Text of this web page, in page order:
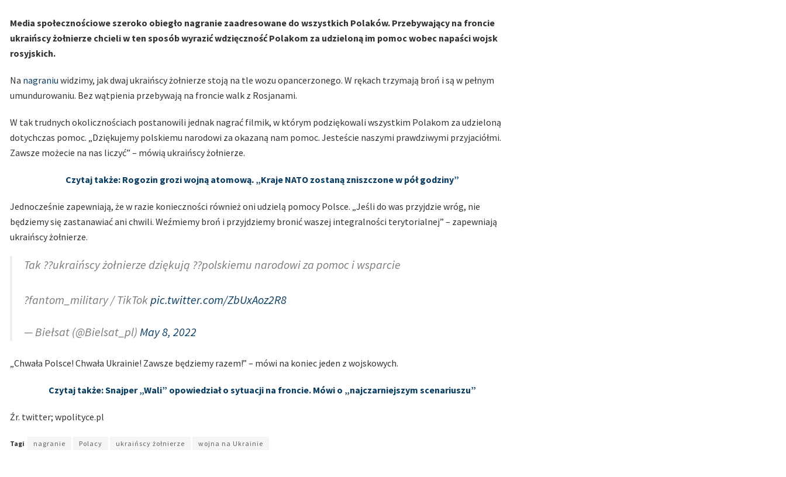
Media społecznościowe szeroko obiegło nagranie zaadresowane do wszystkich Polaków. Przebywający na froncie
ukraińscy żołnierze chcieli w ten sposób wyrazić wdzięczność Polakom za udzieloną im pomoc wobec napaści wojsk
rosyjskich.
Na nagraniu widzimy, jak dwaj ukraińscy żołnierze stoją na tle wozu opancerzonego. W rękach trzymają broń i są w pełnym
umundurowaniu. Bez wątpienia przebywają na froncie walk z Rosjanami.
W tak trudnych okolicznościach postanowili jednak nagrać filmik, w którym podziękowali wszystkim Polakom za udzieloną
dotychczas pomoc. „Dziękujemy polskiemu narodowi za okazaną nam pomoc. Jesteście naszymi prawdziwymi przyjaciółmi.
Zawsze możecie na nas liczyć” – mówią ukraińscy żołnierze.
Czytaj także: Rogozin grozi wojną atomową. „Kraje NATO zostaną zniszczone w pół godziny”
Jednocześnie zapewniają, że w razie konieczności również oni udzielą pomocy Polsce. „Jeśli do was przyjdzie wróg, nie
będziemy się zastanawiać ani chwili. Weźmiemy broń i przyjdziemy bronić waszej integralności terytorialnej” – zapewniają
ukraińscy żołnierze.
Tak ??ukraińscy żołnierze dziękują ??polskiemu narodowi za pomoc i wsparcie
?fantom_military / TikTokpic.twitter.com/ZbUxAoz2R8
— Biełsat (@Bielsat_pl) May 8, 2022
„Chwała Polsce! Chwała Ukrainie! Zawsze będziemy razem!” – mówi na koniec jeden z wojskowych.
Czytaj także: Snajper „Wali” opowiedział o sytuacji na froncie. Mówi o „najczarniejszym scenariuszu”
Źr. twitter; wpolityce.pl
Tagi nagranie Polacy ukraińscy żołnierze wojna na Ukrainie